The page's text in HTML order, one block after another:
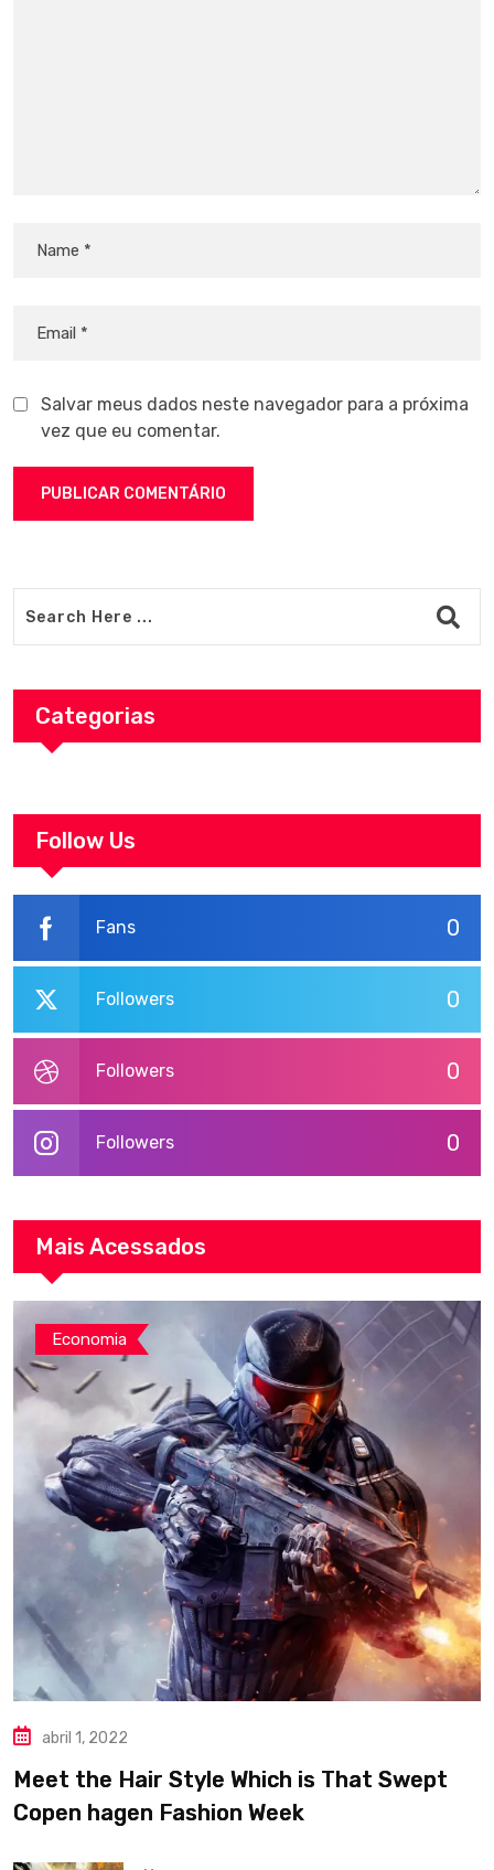
Salvar meus dados neste navegador para a próxima
vez que eu comentar.
Categorias
Follow Us
0
Fans
0
Followers
0
Followers
0
Followers
Mais Acessados
Economia
abril 1, 2022
Meet the Hair Style Which is That Swept
Copen hagen Fashion Week